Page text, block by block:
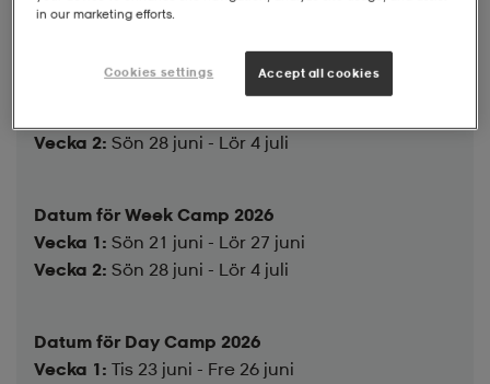
Datum för Sports Camp 2026
Vecka 2: Sön 28 juni - Lör 4 juli
Datum för Week Camp 2026
Vecka 1: Sön 21 juni - Lör 27 juni
Vecka 2: Sön 28 juni - Lör 4 juli
Datum för Day Camp 2026
Vecka 1: Tis 23 juni - Fre 26 juni
in our marketing efforts.
Cookies settings Accept all cookies